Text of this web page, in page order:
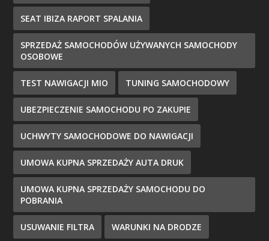
SEAT IBIZA RAPORT SPALANIA
SPRZEDAŻ SAMOCHODÓW UŻYWANYCH SAMOCHODY
OSOBOWE
TEST NAWIGACJI MIO TUNING SAMOCHODOWY
UBEZPIECZENIE SAMOCHODU PO ZAKUPIE
UCHWYTY SAMOCHODOWE DO NAWIGACJI
UMOWA KUPNA SPRZEDAŻY AUTA DRUK
UMOWA KUPNA SPRZEDAŻY SAMOCHODU DO
POBRANIA
USUWANIE FILTRA WARUNKI NA DRODZE